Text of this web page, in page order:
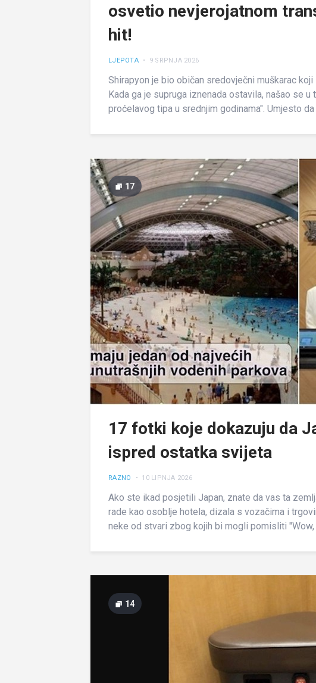
osvetio nevjerojatnom
hit!
LJEPOTA • 9 SRPNJA 2026
Shirapyon je bio običan sredovječni muškarac
Kada ga je supruga iznenada ostavila, našao se
proćelavog tipa u srednjim godinama". Umjesto da
17
17 fotki koje dokazuju da
ispred ostatka svijeta
RAZNO • 10 LIPNJA 2026
Ako ste ikad posjetili Japan, znate da vas ta
rade kao osoblje hotela, dizala s vozačima i
neke od stvari zbog kojih bi mogli pomisliti "Wow,
14